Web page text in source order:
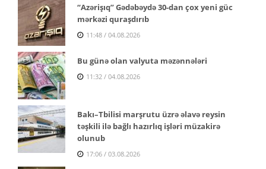
“Azərişıq” Gədəbəydə 30-dan çox yeni güc
mərkəzi quraşdırıb
11:48 / 04.08.2026
Bu günə olan valyuta məzənnələri
11:32 / 04.08.2026
Bakı–Tbilisi marşrutu üzrə əlavə reysin
təşkili ilə bağlı hazırlıq işləri müzakirə
olunub
17:06 / 03.08.2026